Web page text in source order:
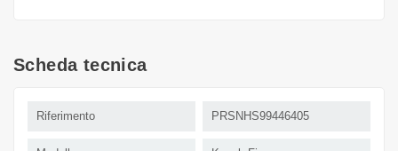
Scheda tecnica
Riferimento PRSNHS99446405